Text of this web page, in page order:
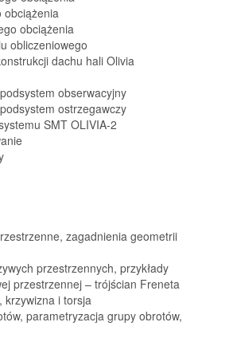
obciążenia
obciążenia
obliczeniowego
dachu hali Olivia
obserwacyjny
ostrzegawczy
SMT OLIVIA-2
zagadnienia geometrii
przestrzennych, przykłady
przestrzennej – trójścian Freneta
krzywizna i torsja
parametryzacja grupy obrotów,